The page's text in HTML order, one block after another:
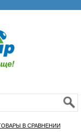
В СРАВНЕНИИ